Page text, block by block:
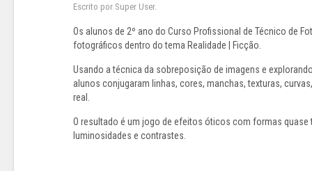
Escrito por Super User.
Os alunos de 2º ano do Curso Profissional de Técnico de
fotográficos dentro do tema Realidade | Ficção.
Usando a técnica da sobreposição de imagens e
alunos conjugaram linhas, cores, manchas, texturas,
real.
O resultado é um jogo de efeitos óticos com formas
luminosidades e contrastes.